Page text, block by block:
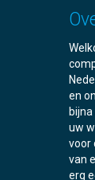
en
uw
voor
van
erg